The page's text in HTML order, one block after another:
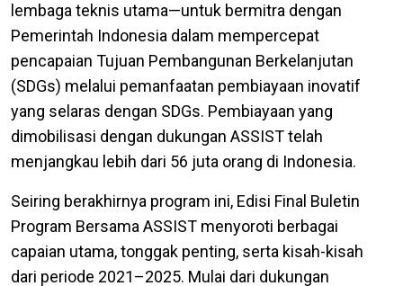
lembaga teknis utama—untuk bermitra dengan
Pemerintah Indonesia dalam mempercepat
pencapaian Tujuan Pembangunan Berkelanjutan
(SDGs) melalui pemanfaatan pembiayaan inovatif
yang selaras dengan SDGs. Pembiayaan yang
dimobilisasi dengan dukungan ASSIST telah
menjangkau lebih dari 56 juta orang di Indonesia.
Seiring berakhirnya program ini, Edisi Final Buletin
Program Bersama ASSIST menyoroti berbagai
capaian utama, tonggak penting, serta kisah-kisah
dari periode 2021–2025. Mulai dari dukungan